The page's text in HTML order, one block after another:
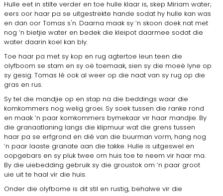
Hulle eet in stilte verder en toe hulle klaar is, skep Miriam water;
eers oor haar pa se uitgestrekte hande sodat hy hulle kan was
en dan oor Tomas s'n. Daarna maak sy ’n skoon doek nat met
nog ’n bietjie water en bedek die kleipot daarmee sodat die
water daarin koel kan bly.
Toe haar pa met sy kop en rug agtertoe leun teen die
olyfboom se stam en sy oë toemaak, sien sy die moeë lyne op
sy gesig. Tomas lê ook al weer op die naat van sy rug op die
gras en rus.
Sy tel die mandjie op en stap na die beddings waar die
komkom­mers nog welig groei. Sy soek tussen die ranke rond
en maak ’n paar komkommers bymekaar vir haar mandjie. By
die granaatlaning langs die klipmuur wat die grens tussen
haar pa se erfgrond en dié van die buurman vorm, hang nog
’n paar laaste granate aan die takke. Hulle is uitgeswel en
oopgebars en sy pluk twee om huis toe te neem vir haar ma.
By die uiebedding gebruik sy die groustok om ’n paar groot
uie uit te haal vir die huis.
Onder die olyfbome is dit stil en rustig, behalwe vir die